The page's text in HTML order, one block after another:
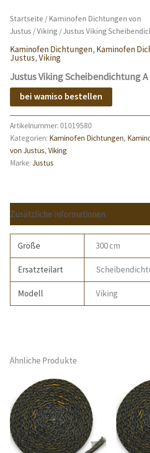
Startseite / Kaminofen Dichtungen von
Justus /Viking / Justus Viking
Kaminofen Dichtungen, Kaminofen
Justus,Viking
Justus Viking Scheibendichtung A
bei wamiso bestellen
Artikelnummer: 01019580
Kategorien: Kaminofen Dichtungen,
von Justus, Viking
Marke: Justus
Zusätzliche Informationen
Größe 300 cm
Ersatzteilart
Modell Viking
Ähnliche Produkte